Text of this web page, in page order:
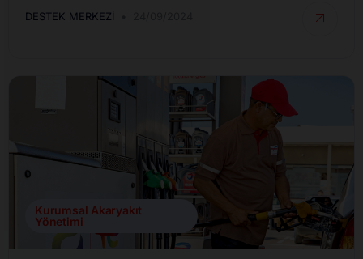
DESTEK MERKEZI
Kurumsal Akaryakıt
Yönetimi